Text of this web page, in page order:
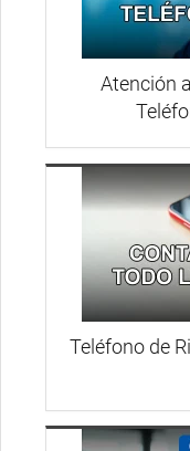
Atención
Teléfono de